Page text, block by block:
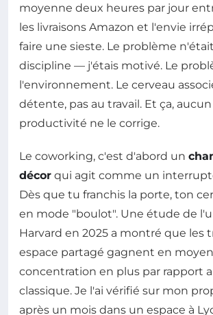
moyenne deux heures par jour
les livraisons Amazon et l'envie
faire une sieste. Le problème
discipline — j'étais motivé. Le
l'environnement. Le cerveau
détente, pas au travail. Et ça,
productivité ne le corrige.
Le coworking, c'est d'abord un
décor qui agit comme un
Dès que tu franchis la porte, ton
en mode "boulot". Une étude de
Harvard en 2025 a montré que les
espace partagé gagnent en
concentration en plus par rapport
classique. Je l'ai vérifié sur mon
après un mois dans un espace à